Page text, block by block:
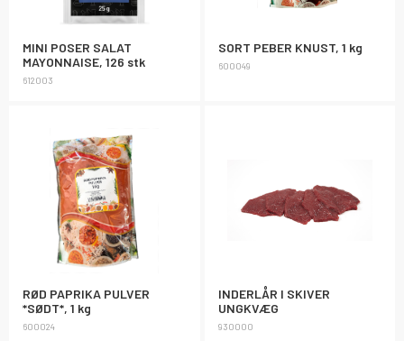
MINI POSER SALAT
MAYONNAISE, 126 stk
612003
SORT PEBER KNUST, 1 kg
600049
RØD PAPRIKA PULVER
*SØDT*, 1 kg
600024
INDERLÅR I SKIVER
UNGKVÆG
930000